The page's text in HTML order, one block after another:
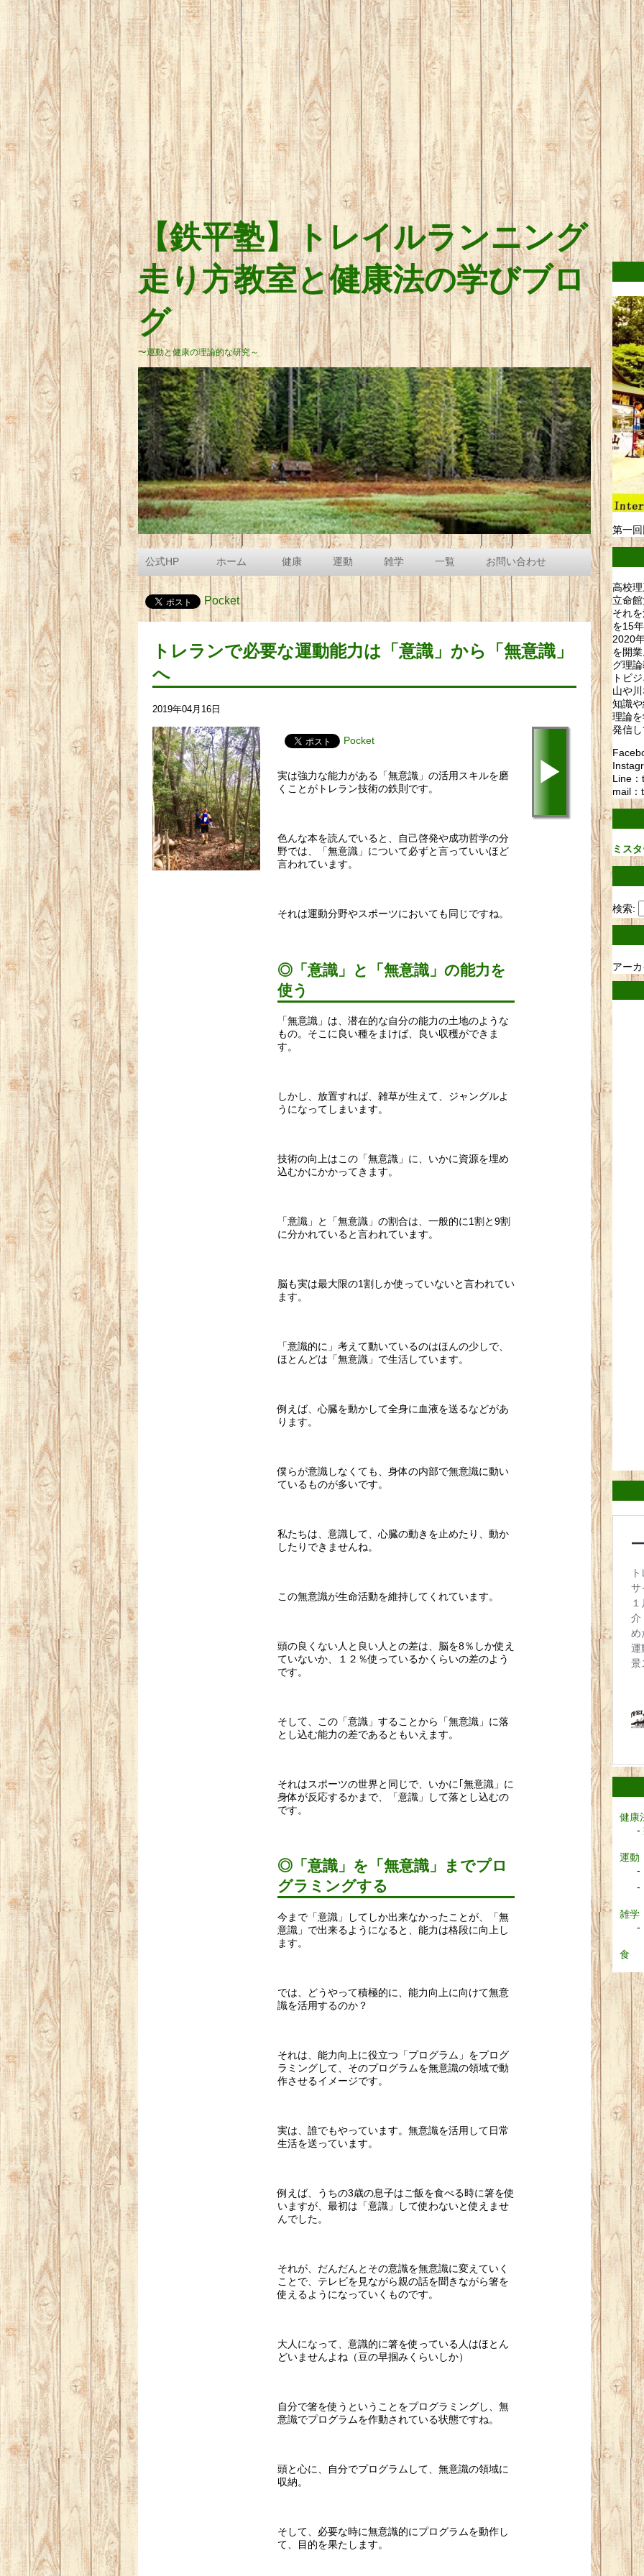
【鉄平塾】トレイルランニング
走り方教室と健康法の学びブロ
グ
〜運動と健康の理論的な研究～
公式HP ホーム 健康 運動 雑学 一覧 お問い合わせ
Pocket
トレランで必要な運動能力は「意識」から「無意識」
へ
2019年04月16日
Pocket
実は強力な能力がある「無意識」の活用スキルを磨
くことがトレラン技術の鉄則です。
色んな本を読んでいると、自己啓発や成功哲学の分
野では、「無意識」について必ずと言っていいほど
言われています。
それは運動分野やスポーツにおいても同じですね。
◎「意識」と「無意識」の能力を
使う
「無意識」は、潜在的な自分の能力の土地のような
もの。そこに良い種をまけば、良い収穫ができま
す。
しかし、放置すれば、雑草が生えて、ジャングルよ
うになってしまいます。
技術の向上はこの「無意識」に、いかに資源を埋め
込むかにかかってきます。
「意識」と「無意識」の割合は、一般的に1割と9割
に分かれていると言われています。
脳も実は最大限の1割しか使っていないと言われてい
ます。
「意識的に」考えて動いているのはほんの少しで、
ほとんどは「無意識」で生活しています。
例えば、心臓を動かして全身に血液を送るなどがあ
ります。
僕らが意識しなくても、身体の内部で無意識に動い
ているものが多いです。
私たちは、意識して、心臓の動きを止めたり、動か
したりできませんね。
この無意識が生命活動を維持してくれています。
頭の良くない人と良い人との差は、脳を8％しか使え
ていないか、１２％使っているかくらいの差のよう
です。
そして、この「意識」することから「無意識」に落
とし込む能力の差であるともいえます。
それはスポーツの世界と同じで、いかに｢無意識」に
身体が反応するかまで、「意識」して落とし込むの
です。
◎「意識」を「無意識」までプロ
グラミングする
今まで「意識」してしか出来なかったことが、「無
意識」で出来るようになると、能力は格段に向上し
ます。
では、どうやって積極的に、能力向上に向けて無意
識を活用するのか？
それは、能力向上に役立つ「プログラム」をプログ
ラミングして、そのプログラムを無意識の領域で動
作させるイメージです。
実は、誰でもやっています。無意識を活用して日常
生活を送っています。
例えば、うちの3歳の息子はご飯を食べる時に箸を使
いますが、最初は「意識」して使わないと使えませ
んでした。
それが、だんだんとその意識を無意識に変えていく
ことで、テレビを見ながら親の話を聞きながら箸を
使えるようになっていくものです。
大人になって、意識的に箸を使っている人はほとん
どいませんよね（豆の早掴みくらいしか）
自分で箸を使うということをプログラミングし、無
意識でプログラムを作動されている状態ですね。
頭と心に、自分でプログラムして、無意識の領域に
収納。
そして、必要な時に無意識的にプログラムを動作し
て、目的を果たします。
▶
第一
高校
立命
それ
を15
2020
を開
グ理
トビ
山や
知識
理論
発信
Line
mail
ミス
検索:
アー
健康
運動
雑学
食